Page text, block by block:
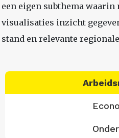
een eigen subthema waarin
visualisaties inzicht
stand en relevante